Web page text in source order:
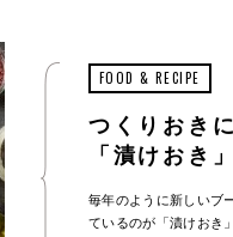
FOOD & RECIPE
つくりおき
「漬けおき
毎年のように新しいブ
ているのが「漬けおき